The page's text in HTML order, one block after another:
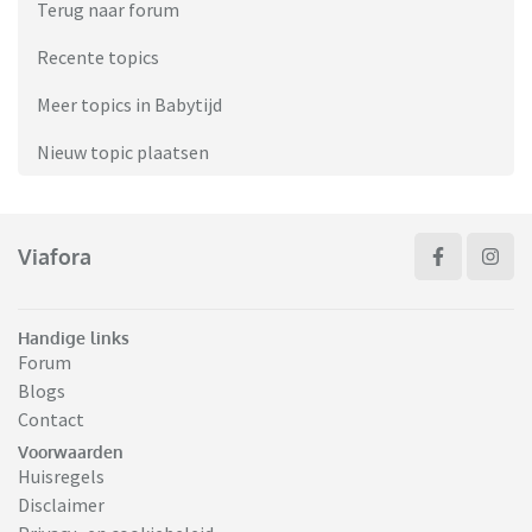
Terug naar forum
Recente topics
Meer topics in Babytijd
Nieuw topic plaatsen
Viafora
Handige links
Forum
Blogs
Contact
Voorwaarden
Huisregels
Disclaimer